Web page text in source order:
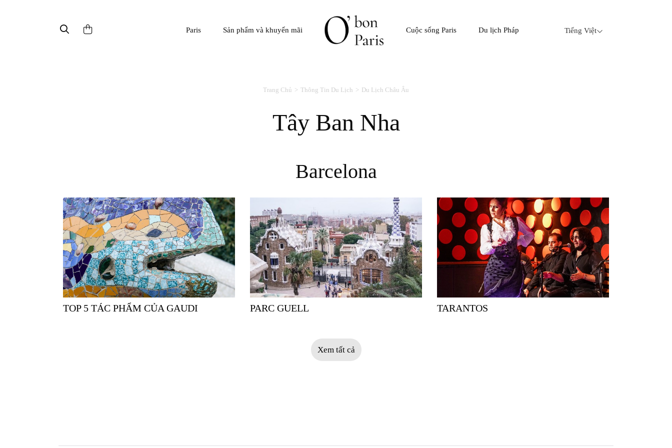
Paris Sản phẩm và khuyến mãi Cuộc sống Paris Du lịch Pháp Tiếng Việt
Trang Chủ Thông Tin Du Lịch Du Lịch Châu Âu
Tây Ban Nha
Barcelona
TOP 5 TÁC PHẨM CỦA GAUDI PARC GUELL TARANTOS
Xem tất cả